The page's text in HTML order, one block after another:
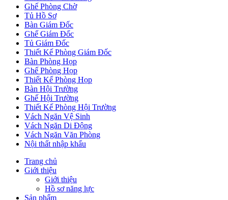
Ghế Phòng Chờ
Tủ Hồ Sơ
Bàn Giám Đốc
Ghế Giám Đốc
Tủ Giám Đốc
Thiết Kế Phòng Giám Đốc
Bàn Phòng Họp
Ghế Phòng Họp
Thiết Kế Phòng Họp
Bàn Hội Trường
Ghế Hội Trường
Thiết Kế Phòng Hội Trường
Vách Ngăn Vệ Sinh
Vách Ngăn Di Động
Vách Ngăn Văn Phòng
Nội thất nhập khẩu
Trang chủ
Giới thiệu
Giới thiệu
Hồ sơ năng lực
Sản phẩm